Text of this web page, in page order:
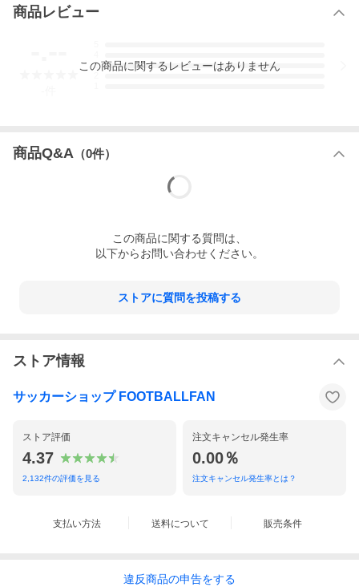
商品レビュー
3
この商品に関するレビューはありません
商品Q&A （0件）
この商品に関する質問は、
以下からお問い合わせください。
ストアに質問を投稿する
ストア情報
サッカーショップ FOOTBALLFAN
ストア評価
4.37
2,132件の評価を見る
注文キャンセル発生率
0.00％
注文キャンセル発生率とは？
支払い方法 送料について 販売条件
違反商品の申告をする